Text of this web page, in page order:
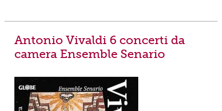
Antonio Vivaldi 6 concerti da
camera Ensemble Senario